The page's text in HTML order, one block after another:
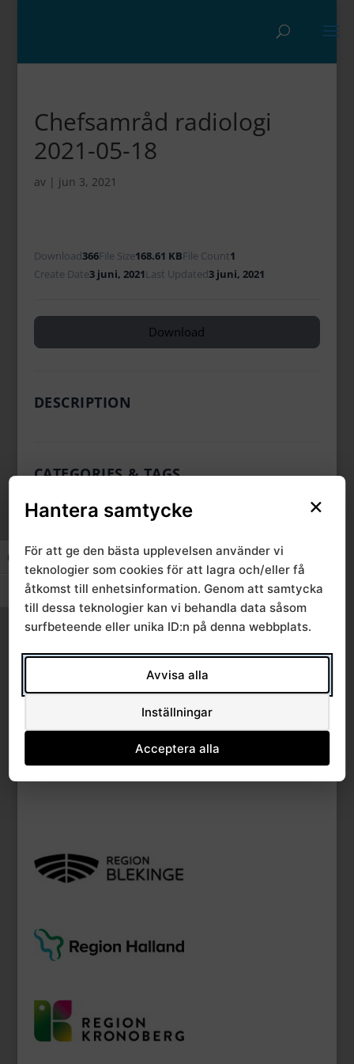
Slå på/av hög kontrast
Slå på/av textstorlek
Chefsamråd radiologi
2021-05-18
av | jun 3, 2021
Download366File Size168.61 KBFile Count1
Create Date3 juni, 2021Last Updated3 juni, 2021
Download
DESCRIPTION
CATEGORIES & TAGS
Chefsamråd Bild- och funktionsmed
SIMILAR DOWNLOADS
No related download found!
Anna P Petersson
×
Hantera samtycke
För att ge den bästa upplevelsen använder vi
teknologier som cookies för att lagra och/eller få
åtkomst till enhetsinformation. Genom att samtycka
till dessa teknologier kan vi behandla data såsom
surfbeteende eller unika ID:n på denna webbplats.
Avvisa alla
Inställningar
Acceptera alla